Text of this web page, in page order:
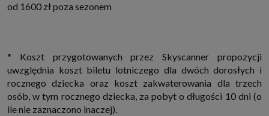
od 1600 zł poza sezonem
* Koszt przygotowanych przez Skyscanner propozycji
uwzględnia koszt biletu lotniczego dla dwóch dorosłych i
rocznego dziecka oraz koszt zakwaterowania dla trzech
osób, w tym rocznego dziecka, za pobyt o długości 10 dni (o
ile nie zaznaczono inaczej).